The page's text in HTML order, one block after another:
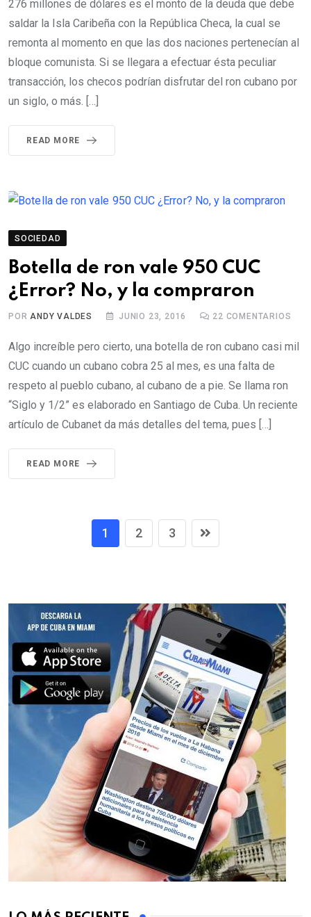
276 millones de dólares es el monto de la deuda que debe
saldar la Isla Caribeña con la República Checa, la cual se
remonta al momento en que las dos naciones pertenecían al
bloque comunista. Si se llegara a efectuar ésta peculiar
transacción, los checos podrían disfrutar del ron cubano por
un siglo, o más. […]
READ MORE
SOCIEDAD
Botella de ron vale 950 CUC
¿Error? No, y la compraron
POR ANDY VALDES JUNIO 23, 2016 22 COMENTARIOS
Algo increíble pero cierto, una botella de ron cubano casi mil
CUC cuando un cubano cobra 25 al mes, es una falta de
respeto al pueblo cubano, al cubano de a pie. Se llama ron
“Siglo y 1/2” es elaborado en Santiago de Cuba. Un reciente
artículo de Cubanet da más detalles del tema, pues […]
READ MORE
1 2 3